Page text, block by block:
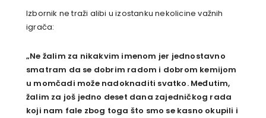
Izbornik ne traži alibi u izostanku nekolicine važnih
igrača:
„Ne žalim za nikakvim imenom jer jednostavno
smatram da se dobrim radom i dobrom kemijom
u momčadi može nadoknaditi svatko. Međutim,
žalim za još jedno deset dana zajedničkog rada
koji nam fale zbog toga što smo se kasno okupili i